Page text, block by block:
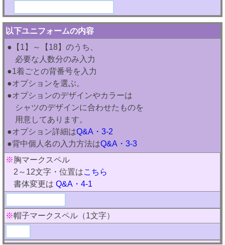
以下ユニフォームの内容
●【1】～【18】のうち、
必要な人数分のみ入力
●1着ごとの背番号を入力
●オプションを選ぶ。
●オプションのデザインやカラーは
シャツのデザインに合わせたものを
用意してあります。
●オプション詳細はQ&A・3-2
●背中個人名の入力方法はQ&A・3-3
※ 胸マークスペル
2～12文字・位置はこちら
書体変更は Q&A・4-1
※帽子マークスペル（1文字）